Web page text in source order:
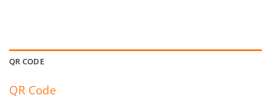
QR CODE
QR Code